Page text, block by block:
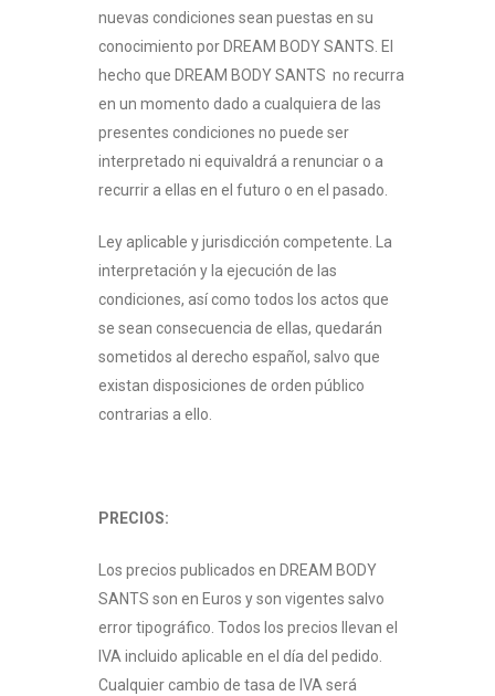
nuevas condiciones sean puestas en su
conocimiento por DREAM BODY SANTS. El
hecho que DREAM BODY SANTS no recurra
en un momento dado a cualquiera de las
presentes condiciones no puede ser
interpretado ni equivaldrá a renunciar o a
recurrir a ellas en el futuro o en el pasado.
Ley aplicable y jurisdicción competente. La
interpretación y la ejecución de las
condiciones, así como todos los actos que
se sean consecuencia de ellas, quedarán
sometidos al derecho español, salvo que
existan disposiciones de orden público
contrarias a ello.
PRECIOS:
Los precios publicados en DREAM BODY
SANTS son en Euros y son vigentes salvo
error tipográfico. Todos los precios llevan el
IVA incluido aplicable en el día del pedido.
Cualquier cambio de tasa de IVA será